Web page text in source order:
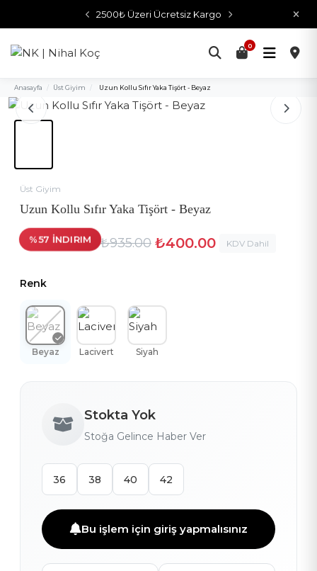
2500₺ Üzeri Ücretsiz Kargo
0
Anasayfa / Üst Giyim / Uzun Kollu Sıfır Yaka Tişört - Beyaz
Üst Giyim
Uzun Kollu Sıfır Yaka Tişört - Beyaz
%57 İNDIRIM ₺935.00 ₺400.00 KDV Dahil
Renk
Beyaz Lacivert Siyah
Stokta Yok
Stoğa Gelince Haber Ver
36 38 40 42
Bu işlem için giriş yapmalısınız